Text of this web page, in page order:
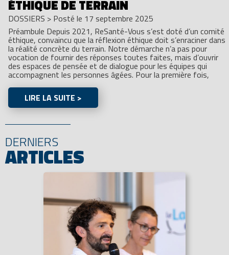
ÉTHIQUE DE TERRAIN
DOSSIERS > Posté le 17 septembre 2025
Préambule Depuis 2021, ReSanté-Vous s’est doté d’un comité
éthique, convaincu que la réflexion éthique doit s’enraciner dans
la réalité concrète du terrain. Notre démarche n’a pas pour
vocation de fournir des réponses toutes faites, mais d’ouvrir
des espaces de pensée et de dialogue pour les équipes qui
accompagnent les personnes âgées. Pour la première fois,
LIRE LA SUITE >
DERNIERS
ARTICLES